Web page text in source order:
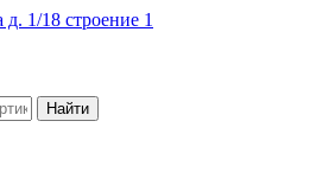
1/18 строение 1
Найти